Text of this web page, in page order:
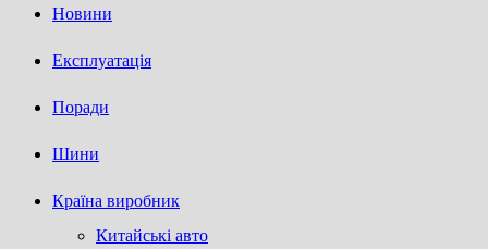
Новини
Експлуатація
Поради
Шини
Країна виробник
Китайські авто